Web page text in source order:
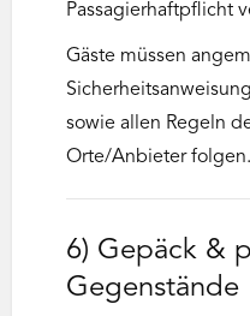
Passagierhaftpflicht
Gäste müssen
sowie allen Regeln
Orte/Anbieter folgen.
6) Gepäck &
Gegenstände